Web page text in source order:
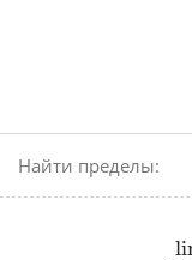
Найти пределы: